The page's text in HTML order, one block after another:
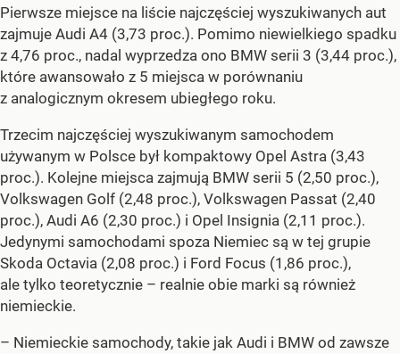
Pierwsze miejsce na liście najczęściej wyszukiwanych aut
zajmuje Audi A4 (3,73 proc.). Pomimo niewielkiego spadku
z 4,76 proc., nadal wyprzedza ono BMW serii 3 (3,44 proc.),
które awansowało z 5 miejsca w porównaniu
z analogicznym okresem ubiegłego roku.
Trzecim najczęściej wyszukiwanym samochodem
używanym w Polsce był kompaktowy Opel Astra (3,43
proc.). Kolejne miejsca zajmują BMW serii 5 (2,50 proc.),
Volkswagen Golf (2,48 proc.), Volkswagen Passat (2,40
proc.), Audi A6 (2,30 proc.) i Opel Insignia (2,11 proc.).
Jedynymi samochodami spoza Niemiec są w tej grupie
Skoda Octavia (2,08 proc.) i Ford Focus (1,86 proc.),
ale tylko teoretycznie – realnie obie marki są również
niemieckie.
– Niemieckie samochody, takie jak Audi i BMW od zawsze